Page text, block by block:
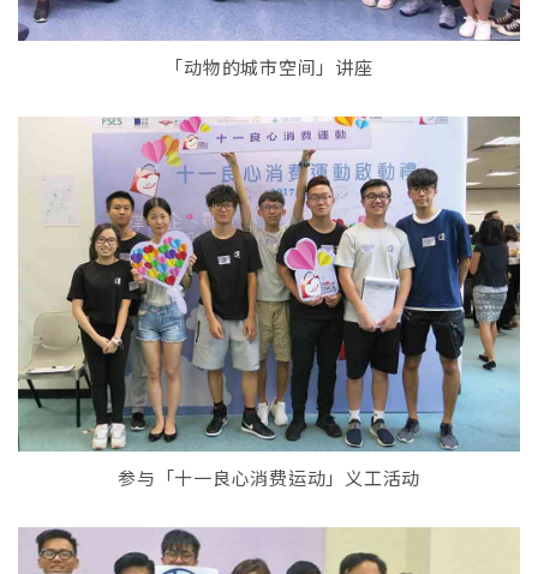
「动物​​的城市空间」讲座
参与「十一良心消费运动」义工活动